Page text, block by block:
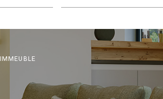
RÉFÉRENCE
IMMEUBLE